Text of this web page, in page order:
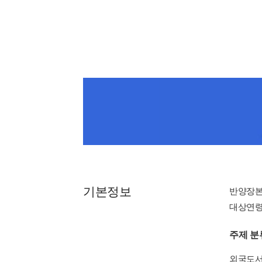
기본정보
반양장
대상연
주제 분
외국도